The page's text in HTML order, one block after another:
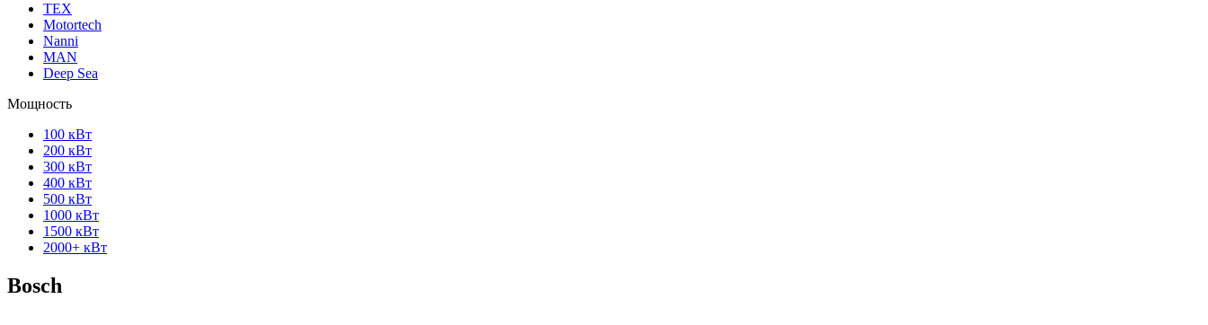
ТЕХ
Motortech
Nanni
MAN
Deep Sea
Мощность
100 кВт
200 кВт
300 кВт
400 кВт
500 кВт
1000 кВт
1500 кВт
2000+ кВт
Bosch